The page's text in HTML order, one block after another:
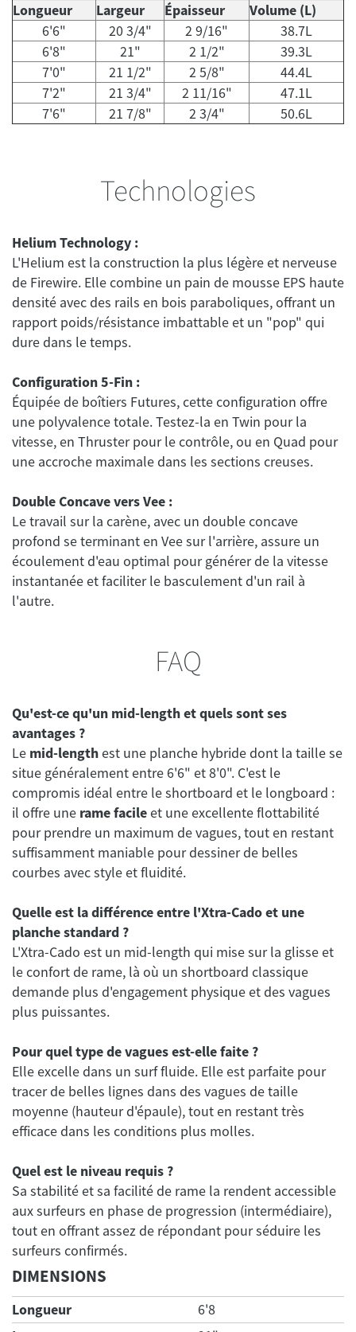
Longueur Largeur Épaisseur
Volume (L)
6'6"
20 3/4" 2 9/16"
38.7L
6'8"
21" 2 1/2"
39.3L
7'0"
21 1/2" 2 5/8"
44.4L
7'2"
21 3/4" 2 11/16"
47.1L
7'6"
21 7/8" 2 3/4" 50.6L
Technologies
Helium Technology :
L'Helium est la construction la plus légère et nerveuse
de Firewire. Elle combine un pain de mousse EPS haute
densité avec des rails en bois paraboliques, offrant un
rapport poids/résistance imbattable et un "pop" qui
dure dans le temps.
Configuration 5-Fin :
Équipée de boîtiers Futures, cette configuration offre
une polyvalence totale. Testez-la en Twin pour la
vitesse, en Thruster pour le contrôle, ou en Quad pour
une accroche maximale dans les sections creuses.
Double Concave vers Vee :
Le travail sur la carène, avec un double concave
profond se terminant en Vee sur l'arrière, assure un
écoulement d'eau optimal pour générer de la vitesse
instantanée et faciliter le basculement d'un rail à
l'autre.
FAQ
Qu'est-ce qu'un mid-length et quels sont ses
avantages ?
Le mid-lengthest une planche hybride dont la taille se
situe généralement entre 6'6" et 8'0". C'est le
compromis idéal entre le shortboard et le longboard :
il offre une rame facileet une excellente flottabilité
pour prendre un maximum de vagues, tout en restant
suffisamment maniable pour dessiner de belles
courbes avec style et fluidité.
Quelle est la différence entre l'Xtra-Cado et une
planche standard ?
L'Xtra-Cado est un mid-length qui mise sur la glisse et
le confort de rame, là où un shortboard classique
demande plus d'engagement physique et des vagues
plus puissantes.
Pour quel type de vagues est-elle faite ?
Elle excelle dans un surf fluide. Elle est parfaite pour
tracer de belles lignes dans des vagues de taille
moyenne (hauteur d'épaule), tout en restant très
efficace dans les conditions plus molles.
Quel est le niveau requis ?
Sa stabilité et sa facilité de rame la rendent accessible
aux surfeurs en phase de progression (intermédiaire),
tout en offrant assez de répondant pour séduire les
DIMENSIONS
Longueur
6'8